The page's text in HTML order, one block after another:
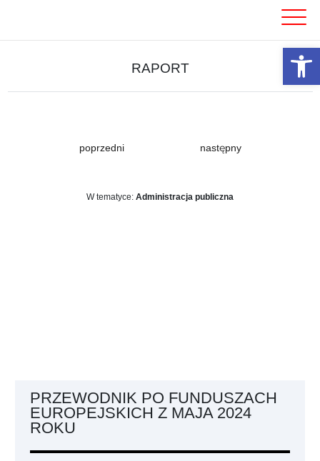
RAPORT
poprzedni następny
W tematyce: Administracja publiczna
PRZEWODNIK PO FUNDUSZACH
EUROPEJSKICH Z MAJA 2024
ROKU